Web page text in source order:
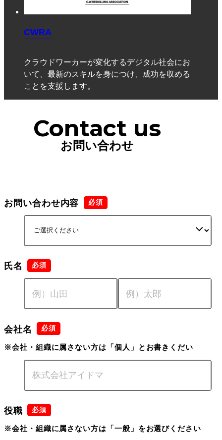
CWRA
クラウドワーカーが変化するデジタル社会にお
いて、最新のスキルを身につけ、成功を収める
ことを支援します。
Contact us
お問い合わせ
お問い合わせ内容
氏名
会社名
※会社・組織に属さない方は「個人」とお書きくだい
役職
※会社・組織に属さない方は「一般」をお選びください